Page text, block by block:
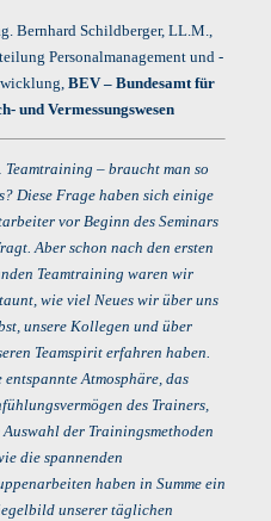
Bernhard Schildberger, LL.M.,
Personalmanagement und -
BEV – Bundesamt für
und Vermessungswesen
– braucht man so
Diese Frage haben sich einige
vor Beginn des Seminars
Aber schon nach den ersten
Teamtraining waren wir
wie viel Neues wir über uns
unsere Kollegen und über
Teamspirit erfahren haben.
entspannte Atmosphäre, das
des Trainers,
Auswahl der Trainingsmethoden
die spannenden
haben in Summe ein
unserer täglichen